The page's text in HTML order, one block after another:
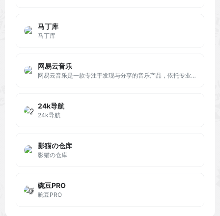
马丁库
马丁库
网易云音乐
网易云音乐是一款专注于发现与分享的音乐产品，依托专业音乐人、DJ、好友推荐及社交功能，为用户打造全新的音乐生活。
24k导航
24k导航
影猫の仓库
影猫の仓库
豌豆PRO
豌豆PRO